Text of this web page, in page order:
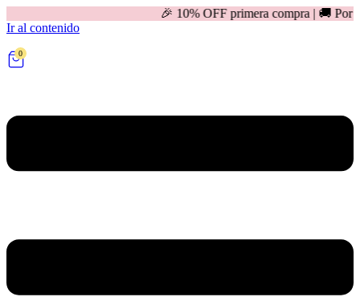
🎉 10% OFF primera compra | 🚚 Por compras
Ir al contenido
0